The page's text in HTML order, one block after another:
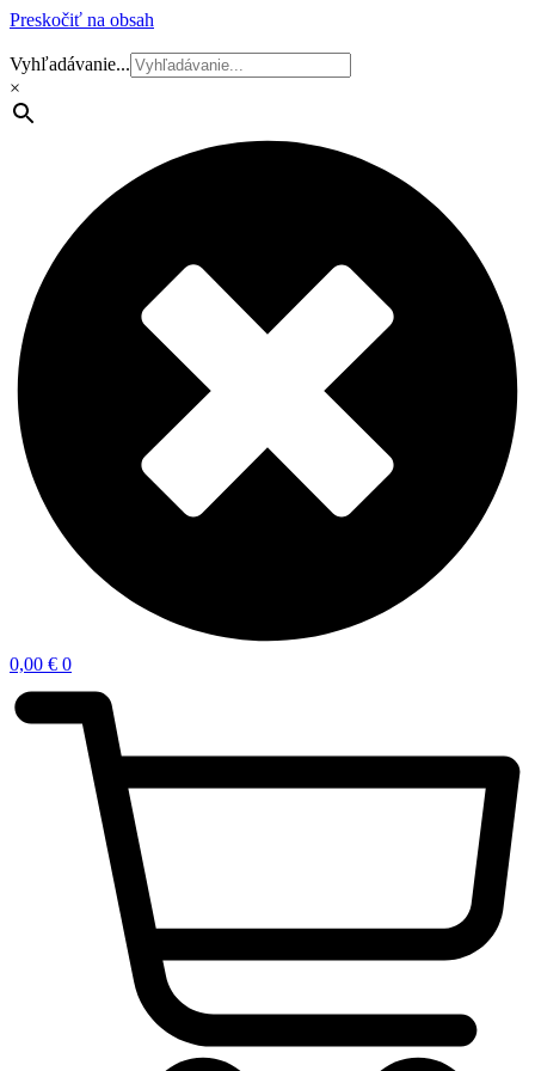
Preskočiť na obsah
Vyhľadávanie...
×
0,00 € 0